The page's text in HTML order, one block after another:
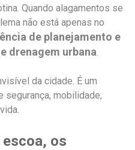
Quando alagamentos se
não está apenas no
de planejamento e
drenagem urbana
da cidade. É um
segurança, mobilidade,
escoa, os